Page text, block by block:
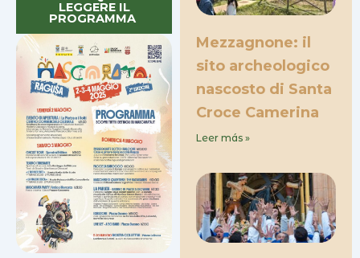
LEGGERE IL
PROGRAMMA
Mezzagnone: il
sito archeologico
nascosto di Santa
Croce Camerina
Leer más »